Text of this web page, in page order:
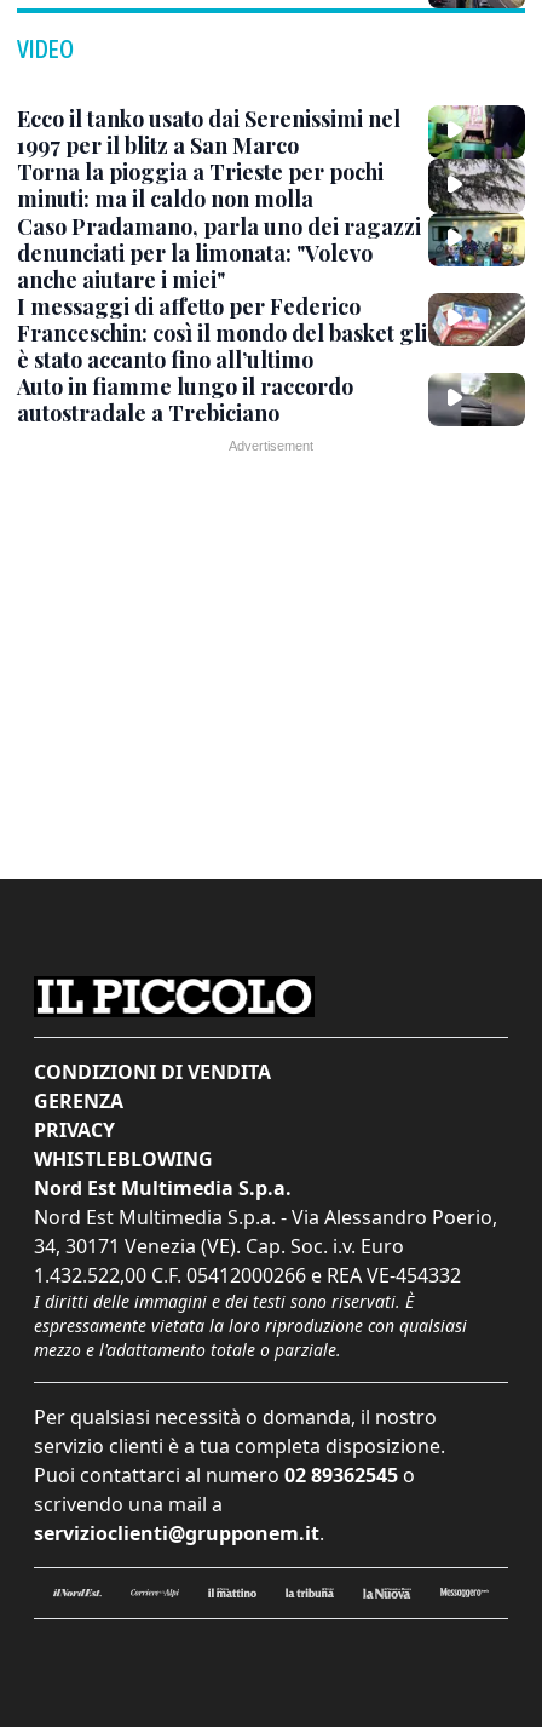
VIDEO
Ecco il tanko usato dai Serenissimi nel
1997 per il blitz a San Marco
Torna la pioggia a Trieste per pochi
minuti: ma il caldo non molla
Caso Pradamano, parla uno dei ragazzi
denunciati per la limonata: "Volevo
anche aiutare i miei"
I messaggi di affetto per Federico
Franceschin: così il mondo del basket gli
è stato accanto fino all’ultimo
Auto in fiamme lungo il raccordo
autostradale a Trebiciano
CONDIZIONI DI VENDITA
GERENZA
PRIVACY
WHISTLEBLOWING
Nord Est Multimedia S.p.a.
Nord Est Multimedia S.p.a. - Via Alessandro Poerio,
34, 30171 Venezia (VE). Cap. Soc. i.v. Euro
1.432.522,00 C.F. 05412000266 e REA VE-454332
I diritti delle immagini e dei testi sono riservati. È
espressamente vietata la loro riproduzione con qualsiasi
mezzo e l'adattamento totale o parziale.
Per qualsiasi necessità o domanda, il nostro
servizio clienti è a tua completa disposizione.
Puoi contattarci al numero 02 89362545 o
scrivendo una mail a
servizioclienti@grupponem.it.